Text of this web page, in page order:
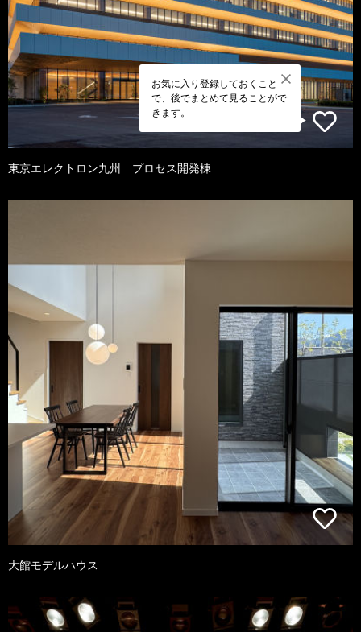
お気に入り登録しておくこと
で、後でまとめて見ることがで
きます。
東京エレクトロン九州 プロセス開発棟
大館モデルハウス